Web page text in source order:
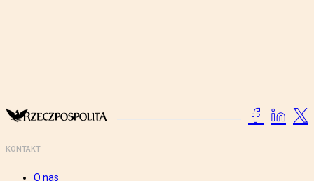
KONTAKT
O nas